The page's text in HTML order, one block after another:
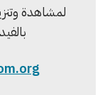
لمشاهدة